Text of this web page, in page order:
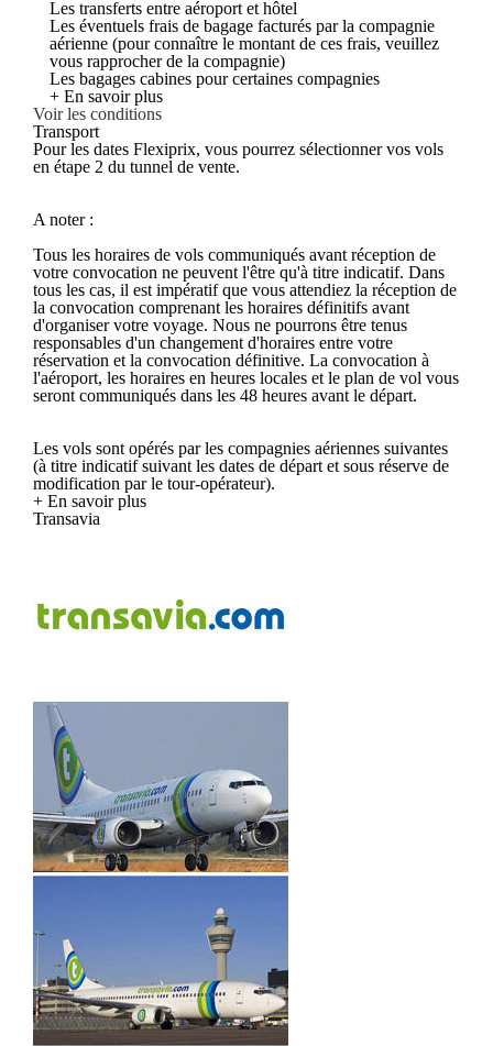
Les transferts entre aéroport et hôtel
Les éventuels frais de bagage facturés par la compagnie
aérienne (pour connaître le montant de ces frais, veuillez
vous rapprocher de la compagnie)
Les bagages cabines pour certaines compagnies
+ En savoir plus
Voir les conditions
Transport
Pour les dates Flexiprix, vous pourrez sélectionner vos vols
en étape 2 du tunnel de vente.
A noter :
Tous les horaires de vols communiqués avant réception de
votre convocation ne peuvent l'être qu'à titre indicatif. Dans
tous les cas, il est impératif que vous attendiez la réception de
la convocation comprenant les horaires définitifs avant
d'organiser votre voyage. Nous ne pourrons être tenus
responsables d'un changement d'horaires entre votre
réservation et la convocation définitive. La convocation à
l'aéroport, les horaires en heures locales et le plan de vol vous
seront communiqués dans les 48 heures avant le départ.
Les vols sont opérés par les compagnies aériennes suivantes
(à titre indicatif suivant les dates de départ et sous réserve de
modification par le tour-opérateur).
+ En savoir plus
Transavia